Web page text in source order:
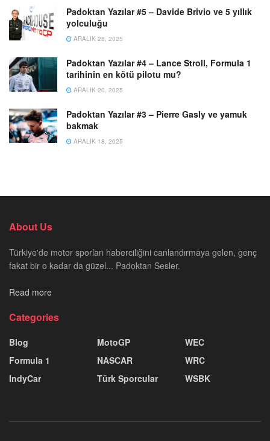
Padoktan Yazılar #5 – Davide Brivio ve 5 yıllık
yolculuğu
ARALIK 28, 2025
Padoktan Yazılar #4 – Lance Stroll, Formula 1
tarihinin en kötü pilotu mu?
ARALIK 20, 2025
Padoktan Yazılar #3 – Pierre Gasly ve yamuk
bakmak
ARALIK 18, 2025
About Us
Türkiye'de motor sporları haberciliğini canlandırmaya gelen, genç
fakat bir o kadar da güzel... Padoktan Sesler.
Read more
Categories
Blog
Formula 1
IndyCar
MotoGP
NASCAR
Türk Sporcular
WEC
WRC
WSBK